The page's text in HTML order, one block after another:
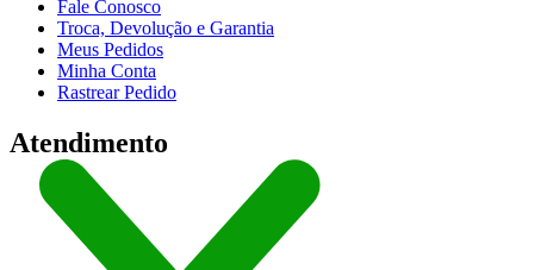
Fale Conosco
Troca, Devolução e Garantia
Meus Pedidos
Minha Conta
Rastrear Pedido
Atendimento